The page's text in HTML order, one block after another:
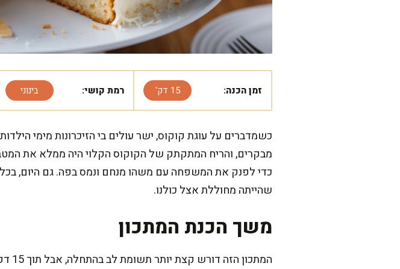
זמן הכנה: 15 דק' רמת קושי: בינוני
כשמדברים על עוגת קוקוס, ישר עולים בי הזיכרונות מימי
מבקרים, והריח המתקתק של הקוקוס הקלוי היה ממלא את
כדי לפנק את המשפחה עם משהו מנחם ונמס בפה. גם היום, בכל
שהייתה מחוללת אצל כולנו.
משך הכנת המתכון